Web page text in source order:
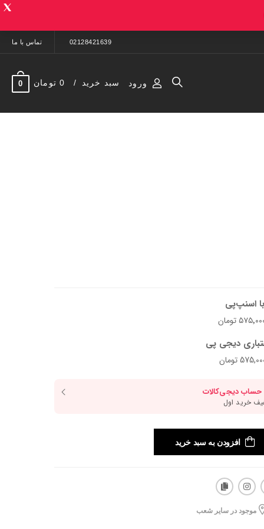
02128421639 تماس با ما
ورود سبد خرید 0 تومان 0
اسنپ‌پی
دیجی پی
افزودن به سبد خرید
موجود در سایر شعب